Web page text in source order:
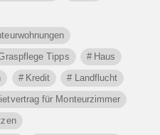
Tipps
Haus
Kredit
Landflucht
für Monteurzimmer